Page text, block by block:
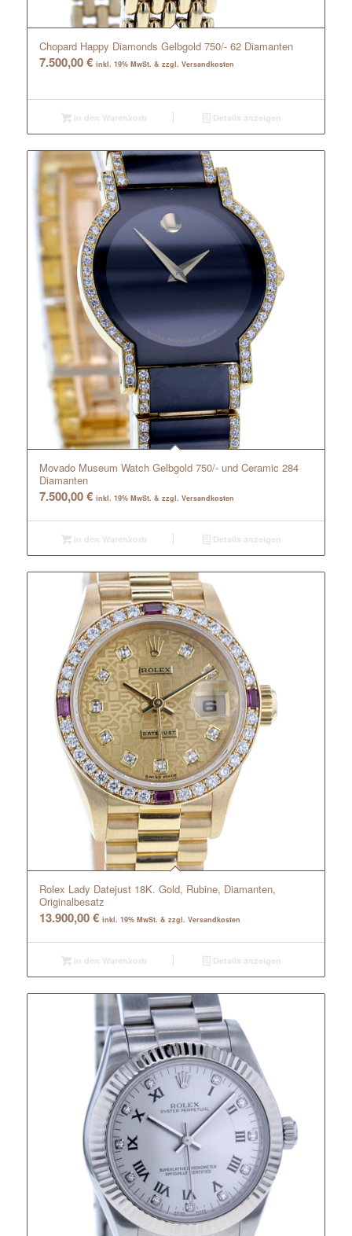
Chopard Happy Diamonds Gelbgold 750/- 62 Diamanten
7.500,00€ inkl. 19% MwSt. & zzgl. Versandkosten
In den Warenkorb Details anzeigen
Movado Museum Watch Gelbgold 750/- und Ceramic 284
Diamanten
7.500,00€ inkl. 19% MwSt. & zzgl. Versandkosten
In den Warenkorb Details anzeigen
Rolex Lady Datejust 18K. Gold, Rubine, Diamanten,
Originalbesatz
13.900,00€ inkl. 19% MwSt. & zzgl. Versandkosten
In den Warenkorb Details anzeigen